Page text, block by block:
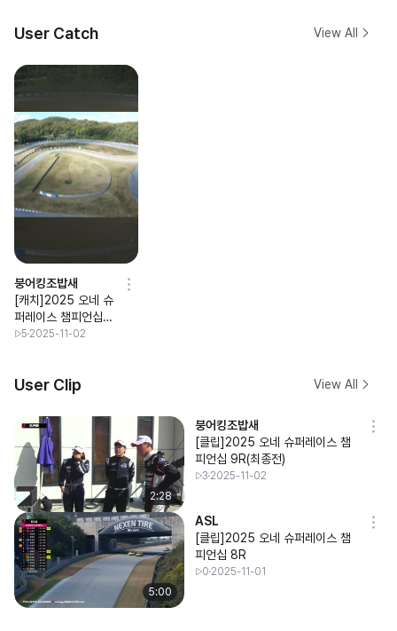
User Catch View All
붕어킹조밥새
[캐치]2025 오네 슈
퍼레이스 챔피언십
9R(최종전)
5 2025-11-02
User Clip View All
2:28
붕어킹조밥새
[클립]2025 오네 슈퍼레이스 챔
피언십 9R(최종전)
3 2025-11-02
5:00
ASL
[클립]2025 오네 슈퍼레이스 챔
피언십 8R
0 2025-11-01